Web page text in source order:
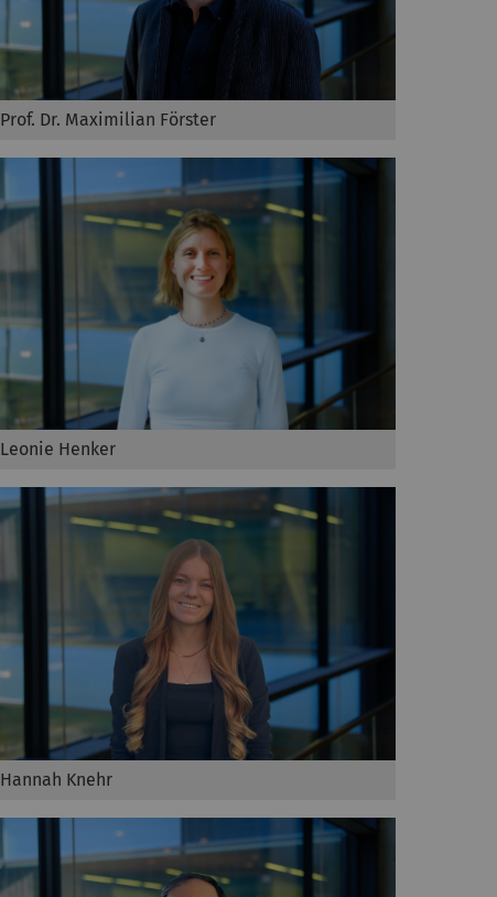
Prof. Dr. Maximilian Förster
Leonie Henker
Hannah Knehr